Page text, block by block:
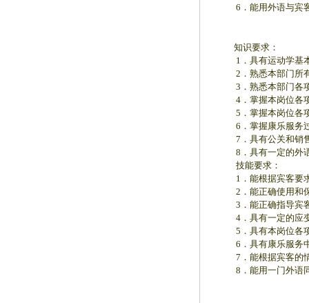
6．能用外语与宾客
知识要求：
1．具有运动学基本
2．熟悉本部门所有
3．熟悉本部门各项
4．掌握本岗位各项
5．掌握本岗位各项
6．掌握康乐服务过
7．具有公关和销
8．具有一定的外语
技能要求：
1．能根据宾客要求
2．能正确使用和保
3．能正确指导宾客
4．具有一定的应变
5．具有本岗位各项
6．具有康乐服务中
7．能根据宾客的情
8．能用一门外语同